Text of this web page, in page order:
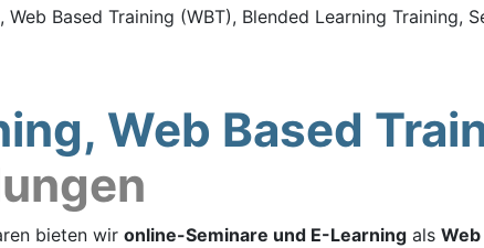
Based Training (WBT), Blended Learning Training,
Web Based
bieten wir online-Seminare und E-Learning als